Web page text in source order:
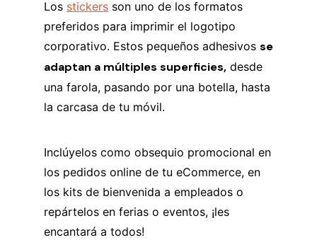
Los stickers son uno de los formatos
preferidos para imprimir el logotipo
corporativo. Estos pequeños adhesivos se
adaptan a múltiples superficies, desde
una farola, pasando por una botella, hasta
la carcasa de tu móvil.
Inclúyelos como obsequio promocional en
los pedidos online de tu eCommerce, en
los kits de bienvenida a empleados o
repártelos en ferias o eventos, ¡les
encantará a todos!